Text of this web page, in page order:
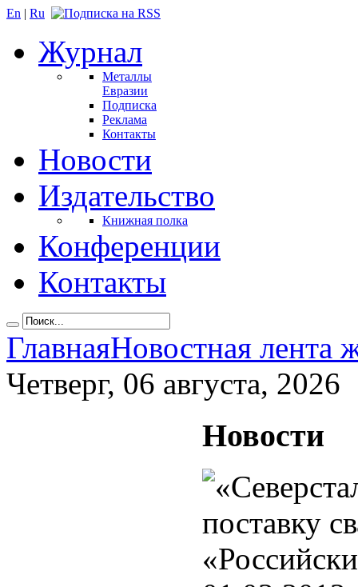
En | Ru
Журнал
Металлы
Евразии
Подписка
Реклама
Контакты
Новости
Издательство
Книжная полка
Конференции
Контакты
ГлавнаяНовостная лента
Четверг, 06 августа, 2026
Новости